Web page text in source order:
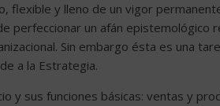
flexible y lleno de un vigor
perfeccionar un afán epistemológico
Sin embargo ésta es una
a la Estrategia.
y sus funciones básicas: ventas y